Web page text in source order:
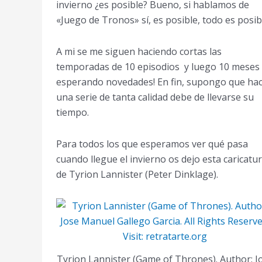
invierno ¿es posible? Bueno, si hablamos de
«Juego de Tronos» sí, es posible, todo es
A mi se me siguen haciendo cortas las
temporadas de 10 episodios y luego 10 meses
esperando novedades! En fin, supongo que
una serie de tanta calidad debe de llevarse su
tiempo.
Para todos los que esperamos ver qué pasa
cuando llegue el invierno os dejo esta
de Tyrion Lannister (Peter Dinklage).
Tyrion Lannister (Game of Thrones). Author: